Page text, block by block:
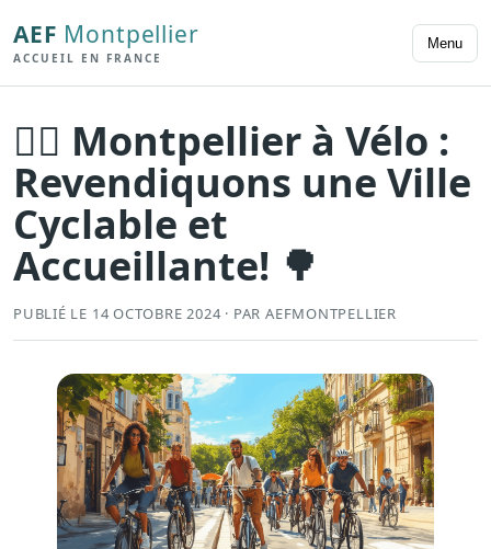
AEF Montpellier
ACCUEIL EN FRANCE
Menu
🚴‍♀️ Montpellier à Vélo :
Revendiquons une Ville
Cyclable et
Accueillante! 🌳
PUBLIÉ LE 14 OCTOBRE 2024 · PAR AEFMONTPELLIER